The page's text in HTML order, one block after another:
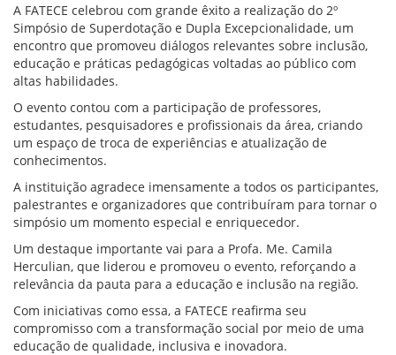
A FATECE celebrou com grande êxito a realização do 2º
Simpósio de Superdotação e Dupla Excepcionalidade, um
encontro que promoveu diálogos relevantes sobre inclusão,
educação e práticas pedagógicas voltadas ao público com
altas habilidades.
O evento contou com a participação de professores,
estudantes, pesquisadores e profissionais da área, criando
um espaço de troca de experiências e atualização de
conhecimentos.
A instituição agradece imensamente a todos os participantes,
palestrantes e organizadores que contribuíram para tornar o
simpósio um momento especial e enriquecedor.
Um destaque importante vai para a Profa. Me. Camila
Herculian, que liderou e promoveu o evento, reforçando a
relevância da pauta para a educação e inclusão na região.
Com iniciativas como essa, a FATECE reafirma seu
compromisso com a transformação social por meio de uma
educação de qualidade, inclusiva e inovadora.